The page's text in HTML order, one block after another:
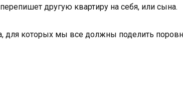
другую квартиру на себя, или сына.
которых мы все должны поделить